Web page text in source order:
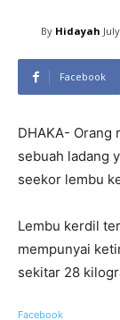
By Hidayah
Facebook
DHAKA- Orang
sebuah ladang
seekor lembu
Lembu kerdil
mempunyai
sekitar 28
Facebook